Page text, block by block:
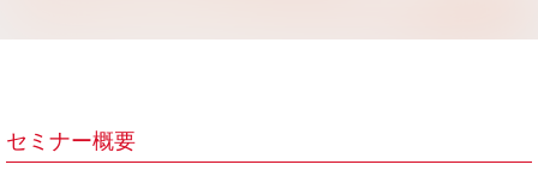
セミナー概要